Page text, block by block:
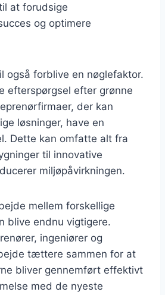
at forudsige
og optimere
også forblive en nøglefaktor.
efterspørgsel efter grønne
der kan
løsninger, have en
Dette kan omfatte alt fra
til innovative
miljøpåvirkningen.
mellem forskellige
blive endnu vigtigere.
ingeniører og
tættere sammen for at
bliver gennemført effektivt
med de nyeste